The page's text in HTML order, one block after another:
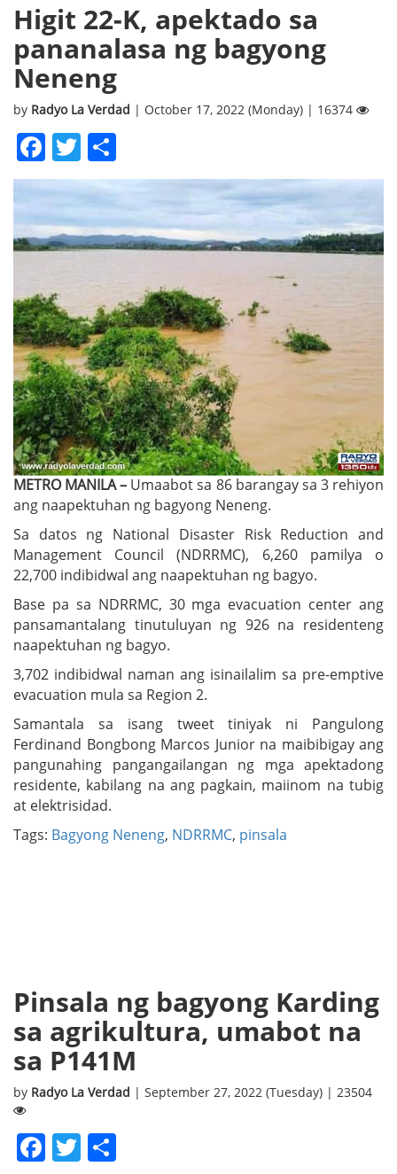
Higit 22-K, apektado sa
pananalasa ng bagyong
Neneng
by Radyo La Verdad | October 17, 2022 (Monday) | 16374
Facebook
Twitter
METRO MANILA – Umaabot sa 86 barangay sa 3 rehiyon
ang naapektuhan ng bagyong Neneng.
Sa datos ng National Disaster Risk Reduction and
Management Council (NDRRMC), 6,260 pamilya o
22,700 indibidwal ang naapektuhan ng bagyo.
Base pa sa NDRRMC, 30 mga evacuation center ang
pansamantalang tinutuluyan ng 926 na residenteng
naapektuhan ng bagyo.
3,702 indibidwal naman ang isinailalim sa pre-emptive
evacuation mula sa Region 2.
Samantala sa isang tweet tiniyak ni Pangulong
Ferdinand Bongbong Marcos Junior na maibibigay ang
pangunahing pangangailangan ng mga apektadong
residente, kabilang na ang pagkain, maiinom na tubig
at elektrisidad.
Tags: Bagyong Neneng, NDRRMC, pinsala
Pinsala ng bagyong Karding
sa agrikultura, umabot na
sa P141M
by Radyo La Verdad | September 27, 2022 (Tuesday) | 23504
Facebook
Twitter